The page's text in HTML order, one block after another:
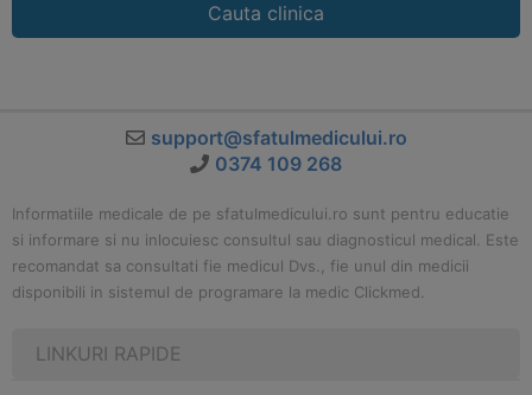
Cauta clinica
support@sfatulmedicului.ro
0374 109 268
Informatiile medicale de pe sfatulmedicului.ro sunt pentru educatie
si informare si nu inlocuiesc consultul sau diagnosticul medical. Este
recomandat sa consultati fie medicul Dvs., fie unul din medicii
disponibili in sistemul de programare la medic Clickmed.
LINKURI RAPIDE